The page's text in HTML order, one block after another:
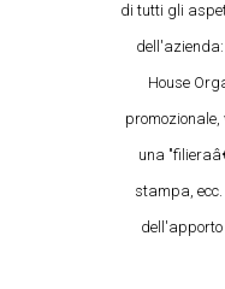
di tutti gli
House
promozionale,
una
stampa,